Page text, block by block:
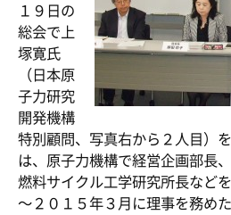
１９日の
総会で上
塚寛氏
（日本原
子力研究
開発機構
特別顧問、写真右から２人目）
は、原子力機構で経営企画部長
燃料サイクル工学研究所長など
～２０１５年３月に理事を務め